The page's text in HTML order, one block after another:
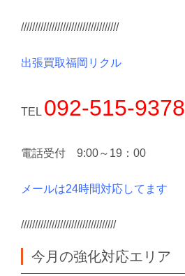
///////////////////////////////////
出張買取福岡リクル
TEL 092-515-9378
電話受付 9:00～19：00
メールは24時間対応してます
//////////////////////////////////
今月の強化対応エリア